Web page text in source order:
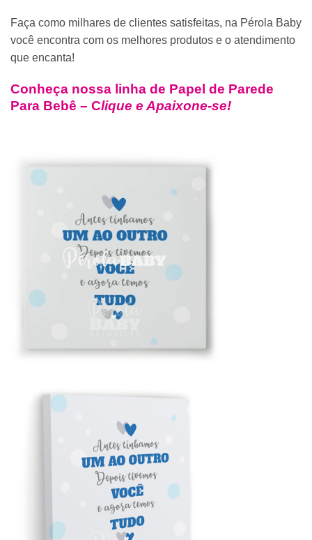
Faça como milhares de clientes satisfeitas, na Pérola Baby
você encontra com os melhores produtos e o atendimento
que encanta!
Conheça nossa linha de Papel de Parede
Para Bebê – Clique e Apaixone-se!